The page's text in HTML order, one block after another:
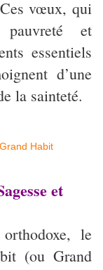
vœux, qui
et
essentiels
d’une
la sainteté.
et
le
(ou Grand